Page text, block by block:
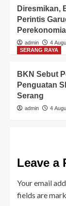
Diresmikan,
Perintis
admin 4
SERANG RAYA
BKN Sebut
Penguatan
Serang
admin 4
Leave a
Your email
fields are